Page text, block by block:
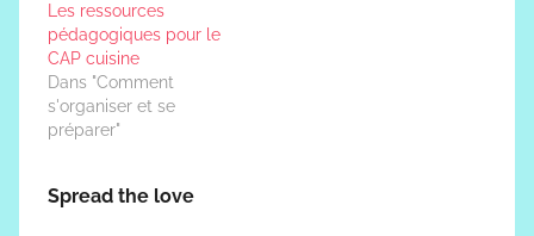
Les ressources
pédagogiques pour le
CAP cuisine
Dans "Comment
s'organiser et se
préparer"
Spread the love